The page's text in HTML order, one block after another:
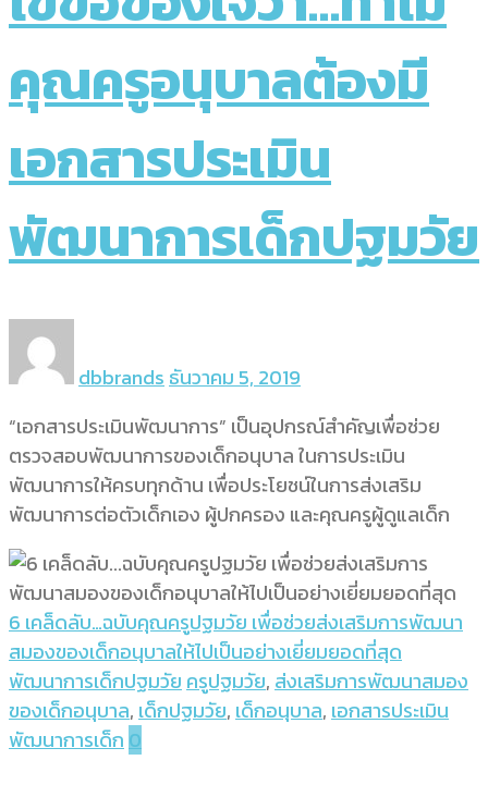
คุณครูอนุบาลต้องมี
เอกสารประเมิน
พัฒนาการเด็กปฐมวัย
dbbrands ธันวาคม 5, 2019
“เอกสารประเมินพัฒนาการ” เป็นอุปกรณ์สำคัญเพื่อช่วย
ตรวจสอบพัฒนาการของเด็กอนุบาล ในการประเมิน
พัฒนาการให้ครบทุกด้าน เพื่อประโยชน์ในการส่งเสริม
พัฒนาการต่อตัวเด็กเอง ผู้ปกครอง และคุณครูผู้ดูแลเด็ก
6 เคล็ดลับ…ฉบับคุณครูปฐมวัย เพื่อช่วยส่งเสริมการพัฒนา
สมองของเด็กอนุบาลให้ไปเป็นอย่างเยี่ยมยอดที่สุด
พัฒนาการเด็กปฐมวัย ครูปฐมวัย, ส่งเสริมการพัฒนาสมอง
ของเด็กอนุบาล, เด็กปฐมวัย, เด็กอนุบาล, เอกสารประเมิน
พัฒนาการเด็ก 0